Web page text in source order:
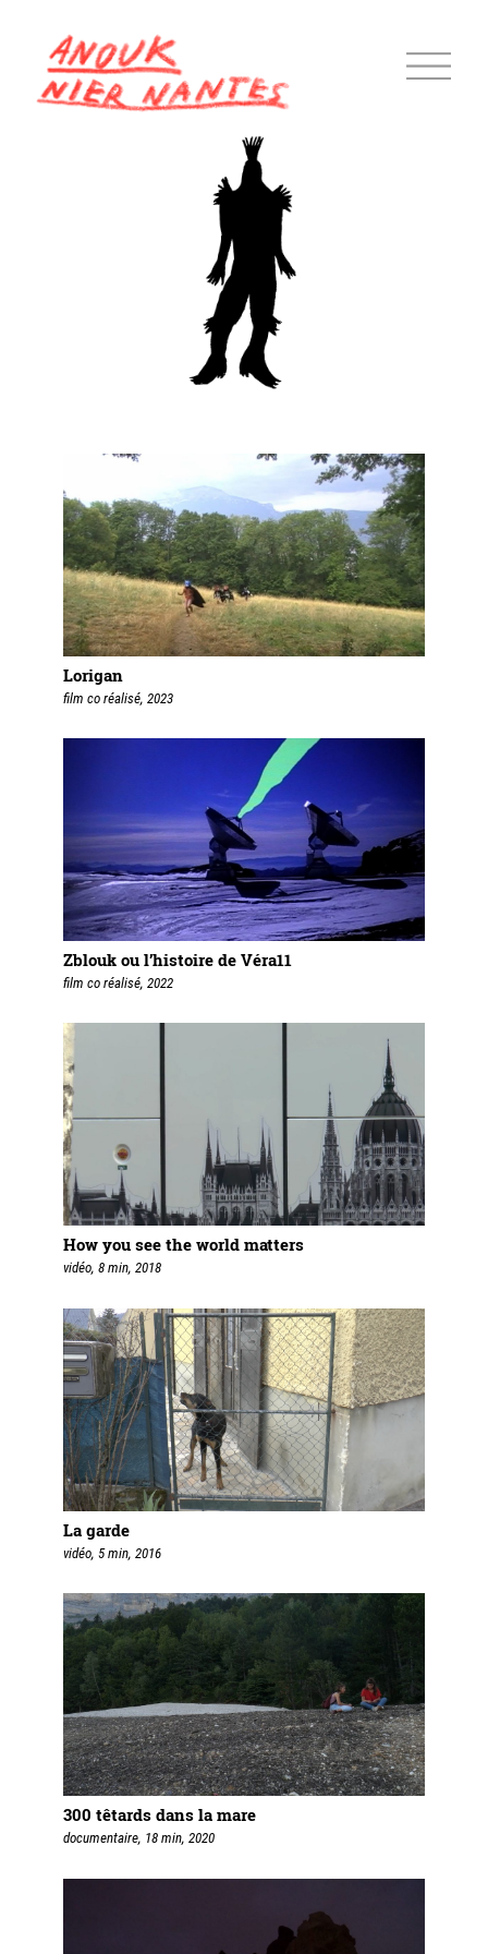
Lorigan
film co réalisé, 2023
Zblouk ou l’histoire de Véra11
film co réalisé, 2022
How you see the world matters
vidéo, 8 min, 2018
La garde
vidéo, 5 min, 2016
300 têtards dans la mare
documentaire, 18 min, 2020